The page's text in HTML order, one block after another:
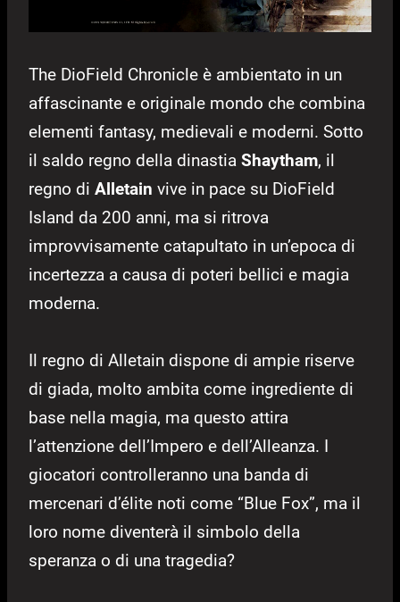
The DioField Chronicle è ambientato in un
affascinante e originale mondo che combina
elementi fantasy, medievali e moderni. Sotto
il saldo regno della dinastia Shaytham, il
regno di Alletain vive in pace su DioField
Island da 200 anni, ma si ritrova
improvvisamente catapultato in un’epoca di
incertezza a causa di poteri bellici e magia
moderna.
Il regno di Alletain dispone di ampie riserve
di giada, molto ambita come ingrediente di
base nella magia, ma questo attira
l’attenzione dell’Impero e dell’Alleanza. I
giocatori controlleranno una banda di
mercenari d’élite noti come “Blue Fox”, ma il
loro nome diventerà il simbolo della
speranza o di una tragedia?